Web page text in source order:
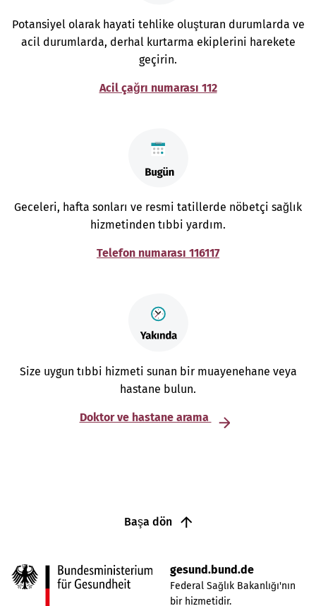
Potansiyel olarak hayati tehlike oluşturan durumlarda ve
acil durumlarda, derhal kurtarma ekiplerini harekete
geçirin.
Acil çağrı numarası 112
Geceleri, hafta sonları ve resmi tatillerde nöbetçi sağlık
hizmetinden tıbbi yardım.
Telefon numarası 116117
Size uygun tıbbi hizmeti sunan bir muayenehane veya
hastane bulun.
Doktor ve hastane arama
Başa dön
gesund.bund.de
Federal Sağlık Bakanlığı'nın
bir hizmetidir.